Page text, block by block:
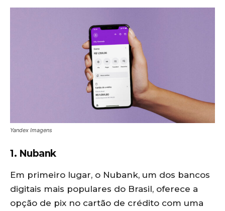
Yandex Imagens
1. Nubank
Em primeiro lugar, o Nubank, um dos bancos
digitais mais populares do Brasil, oferece a
opção de pix no cartão de crédito com uma